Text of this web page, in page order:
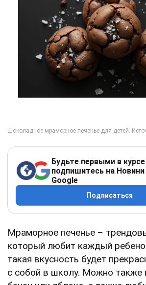
Будьте первыми в
подпишитесь на Новини
Google
Подписаться
Мраморное печенье –
который любит каждый
такая вкусность будет
с собой в школу. Можно также